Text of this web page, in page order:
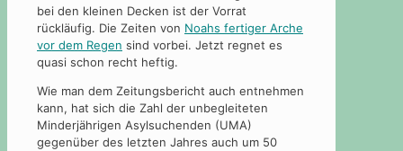
bei den kleinen Decken ist der Vorrat
rückläufig. Die Zeiten von Noahs fertiger Arche
vor dem Regen sind vorbei. Jetzt regnet es
quasi schon recht heftig.
Wie man dem Zeitungsbericht auch entnehmen
kann, hat sich die Zahl der unbegleiteten
Minderjährigen Asylsuchenden (UMA)
gegenüber des letzten Jahres auch um 50